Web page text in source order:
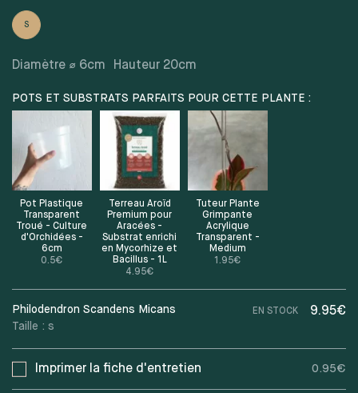
S
Diamètre ⌀ 6cm Hauteur 20cm
POTS ET SUBSTRATS PARFAITS POUR CETTE PLANTE :
Pot Plastique
Transparent
Troué - Culture
d'Orchidées -
6cm
0.5€
Terreau Aroïd
Premium pour
Aracées -
Substrat enrichi
en Mycorhize et
Bacillus - 1L
4.95€
Tuteur Plante
Grimpante
Acrylique
Transparent -
Medium
1.95€
Philodendron Scandens Micans
Taille : s
EN STOCK 9.95€
Imprimer la fiche d'entretien 0.95€